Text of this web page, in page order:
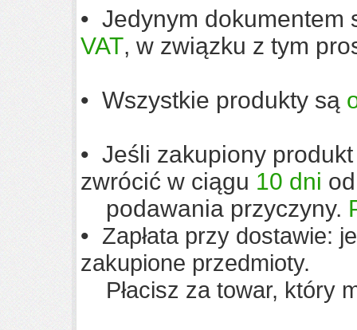
• Jedynym
VAT, w związku z tym
• Wszystkie produkty są
• Jeśli zakupiony
zwrócić w ciągu 10 dni
podawania przyczyny.
• Zapłata przy dostawie:
zakupione przedmioty.
Płacisz za towar, który